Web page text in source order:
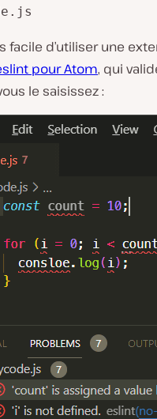
facile d’utiliser une
pour Atom, qui
le saisissez :